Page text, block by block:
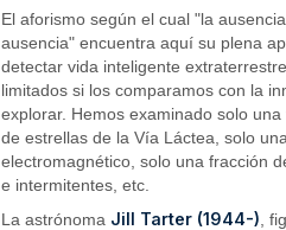
El aforismo según el cual "la
ausencia" encuentra aquí su plena
detectar vida inteligente
limitados si los comparamos con la
explorar. Hemos examinado solo
de estrellas de la Vía Láctea, solo
electromagnético, solo una fracción
e intermitentes, etc.
La astrónoma Jill Tarter (1944-) ,